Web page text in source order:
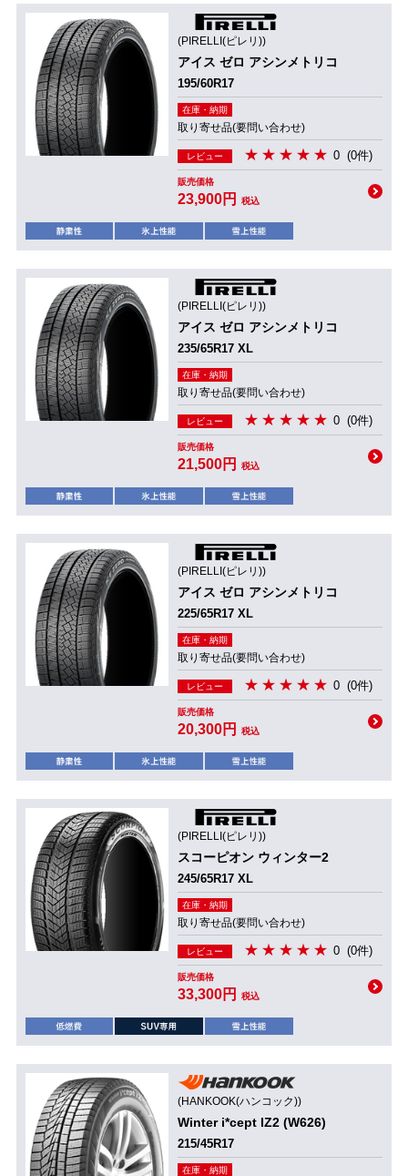
(PIRELLI(ピレリ))
アイス ゼロ アシンメトリコ
195/60R17
在庫・納期
取り寄せ品(要問い合わせ)
レビュー 0 (0件)
販売価格
23,900円 税込
(PIRELLI(ピレリ))
アイス ゼロ アシンメトリコ
235/65R17 XL
在庫・納期
取り寄せ品(要問い合わせ)
レビュー 0 (0件)
販売価格
21,500円 税込
(PIRELLI(ピレリ))
アイス ゼロ アシンメトリコ
225/65R17 XL
在庫・納期
取り寄せ品(要問い合わせ)
レビュー 0 (0件)
販売価格
20,300円 税込
(PIRELLI(ピレリ))
スコーピオン ウィンター2
245/65R17 XL
在庫・納期
取り寄せ品(要問い合わせ)
レビュー 0 (0件)
販売価格
33,300円 税込
(HANKOOK(ハンコック))
Winter i*cept IZ2 (W626)
215/45R17
在庫・納期